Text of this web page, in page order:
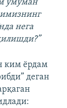
умуман
нега
ким ëрдам
деган